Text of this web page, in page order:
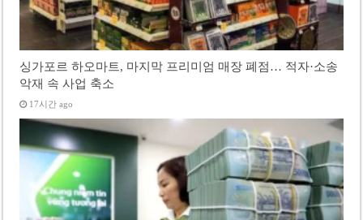
싱가포르 하오마트, 마지막 프리미엄 매장 폐점… 적자·소송
악재 속 사업 축소
17시간 ago